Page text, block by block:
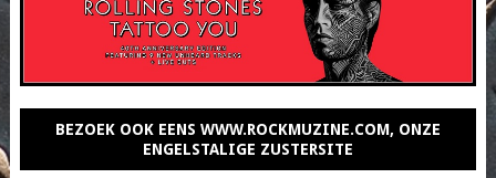
BEZOEK OOK EENS WWW.ROCKMUZINE.COM, ONZE
ENGELSTALIGE ZUSTERSITE